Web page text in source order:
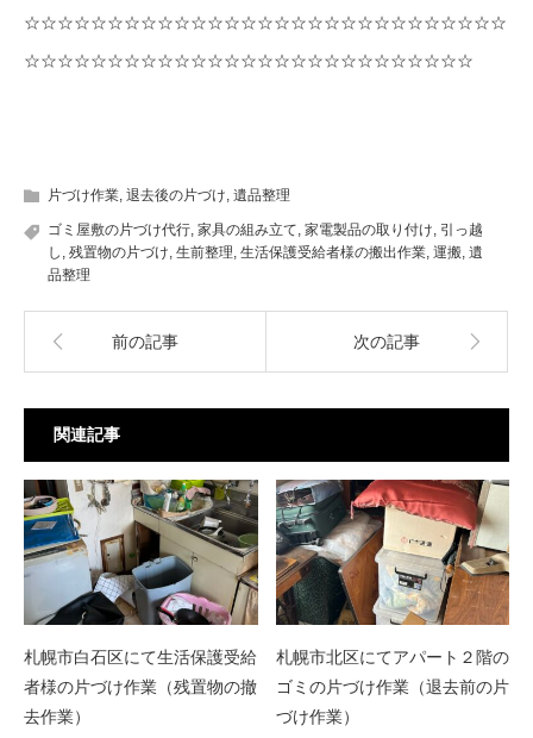
☆☆☆☆☆☆☆☆☆☆☆☆☆☆☆☆☆☆☆☆☆☆☆☆☆☆☆☆☆
☆☆☆☆☆☆☆☆☆☆☆☆☆☆☆☆☆☆☆☆☆☆☆☆☆☆☆
片づけ作業 退去後の片づけ 遺品整理
ゴミ屋敷の片づけ代行 家具の組み立て 家電製品の取り付け 引っ越
し 残置物の片づけ 生前整理 生活保護受給者様の搬出作業 運搬 遺
品整理
前の記事 次の記事
関連記事
札幌市白石区にて生活保護受給
者様の片づけ作業（残置物の撤
去作業）
札幌市北区にてアパート２階の
ゴミの片づけ作業（退去前の片
づけ作業）